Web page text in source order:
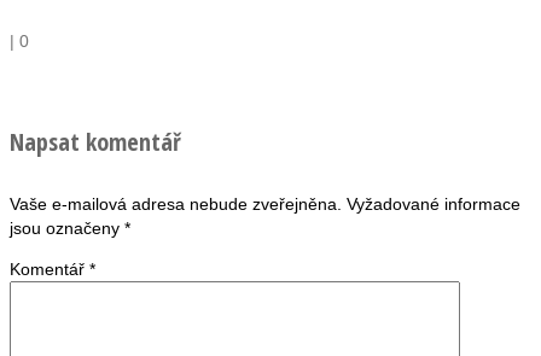
| 0
Napsat komentář
Vaše e-mailová adresa nebude zveřejněna. Vyžadované informace
jsou označeny *
Komentář *